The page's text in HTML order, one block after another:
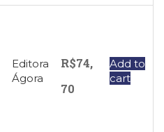
Editora
Ágora
R$74,
70
Add to
cart